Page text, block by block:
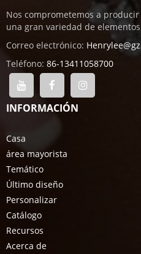
Nos comprometemos a
una gran variedad de
Correo electrónico:
Teléfono: 86-13411058700
INFORMACIÓN
Casa
área mayorista
Temático
Último diseño
Personalizar
Catálogo
Recursos
Acerca de